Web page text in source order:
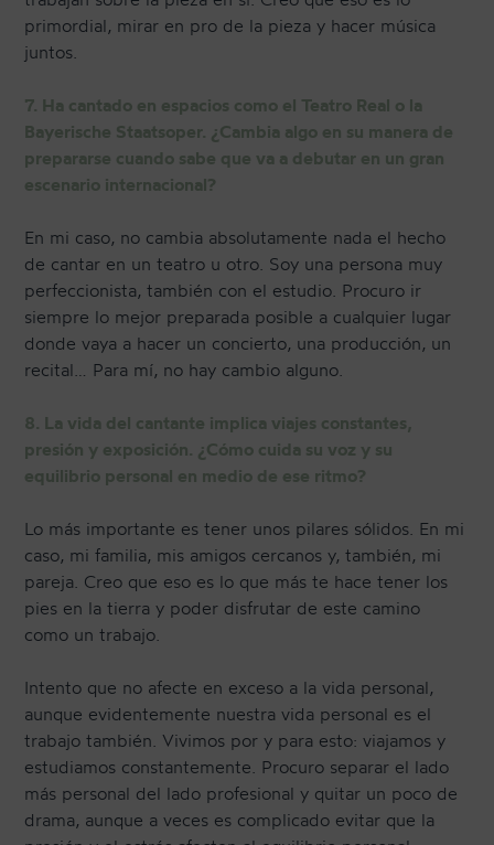
primordial, mirar en pro de la pieza y hacer música
juntos.
7. Ha cantado en espacios como el Teatro Real o la
Bayerische Staatsoper. ¿Cambia algo en su manera de
prepararse cuando sabe que va a debutar en un gran
escenario internacional?
En mi caso, no cambia absolutamente nada el hecho
de cantar en un teatro u otro. Soy una persona muy
perfeccionista, también con el estudio. Procuro ir
siempre lo mejor preparada posible a cualquier lugar
donde vaya a hacer un concierto, una producción, un
recital… Para mí, no hay cambio alguno.
8. La vida del cantante implica viajes constantes,
presión y exposición. ¿Cómo cuida su voz y su
equilibrio personal en medio de ese ritmo?
Lo más importante es tener unos pilares sólidos. En mi
caso, mi familia, mis amigos cercanos y, también, mi
pareja. Creo que eso es lo que más te hace tener los
pies en la tierra y poder disfrutar de este camino
como un trabajo.
Intento que no afecte en exceso a la vida personal,
aunque evidentemente nuestra vida personal es el
trabajo también. Vivimos por y para esto: viajamos y
estudiamos constantemente. Procuro separar el lado
más personal del lado profesional y quitar un poco de
drama, aunque a veces es complicado evitar que la